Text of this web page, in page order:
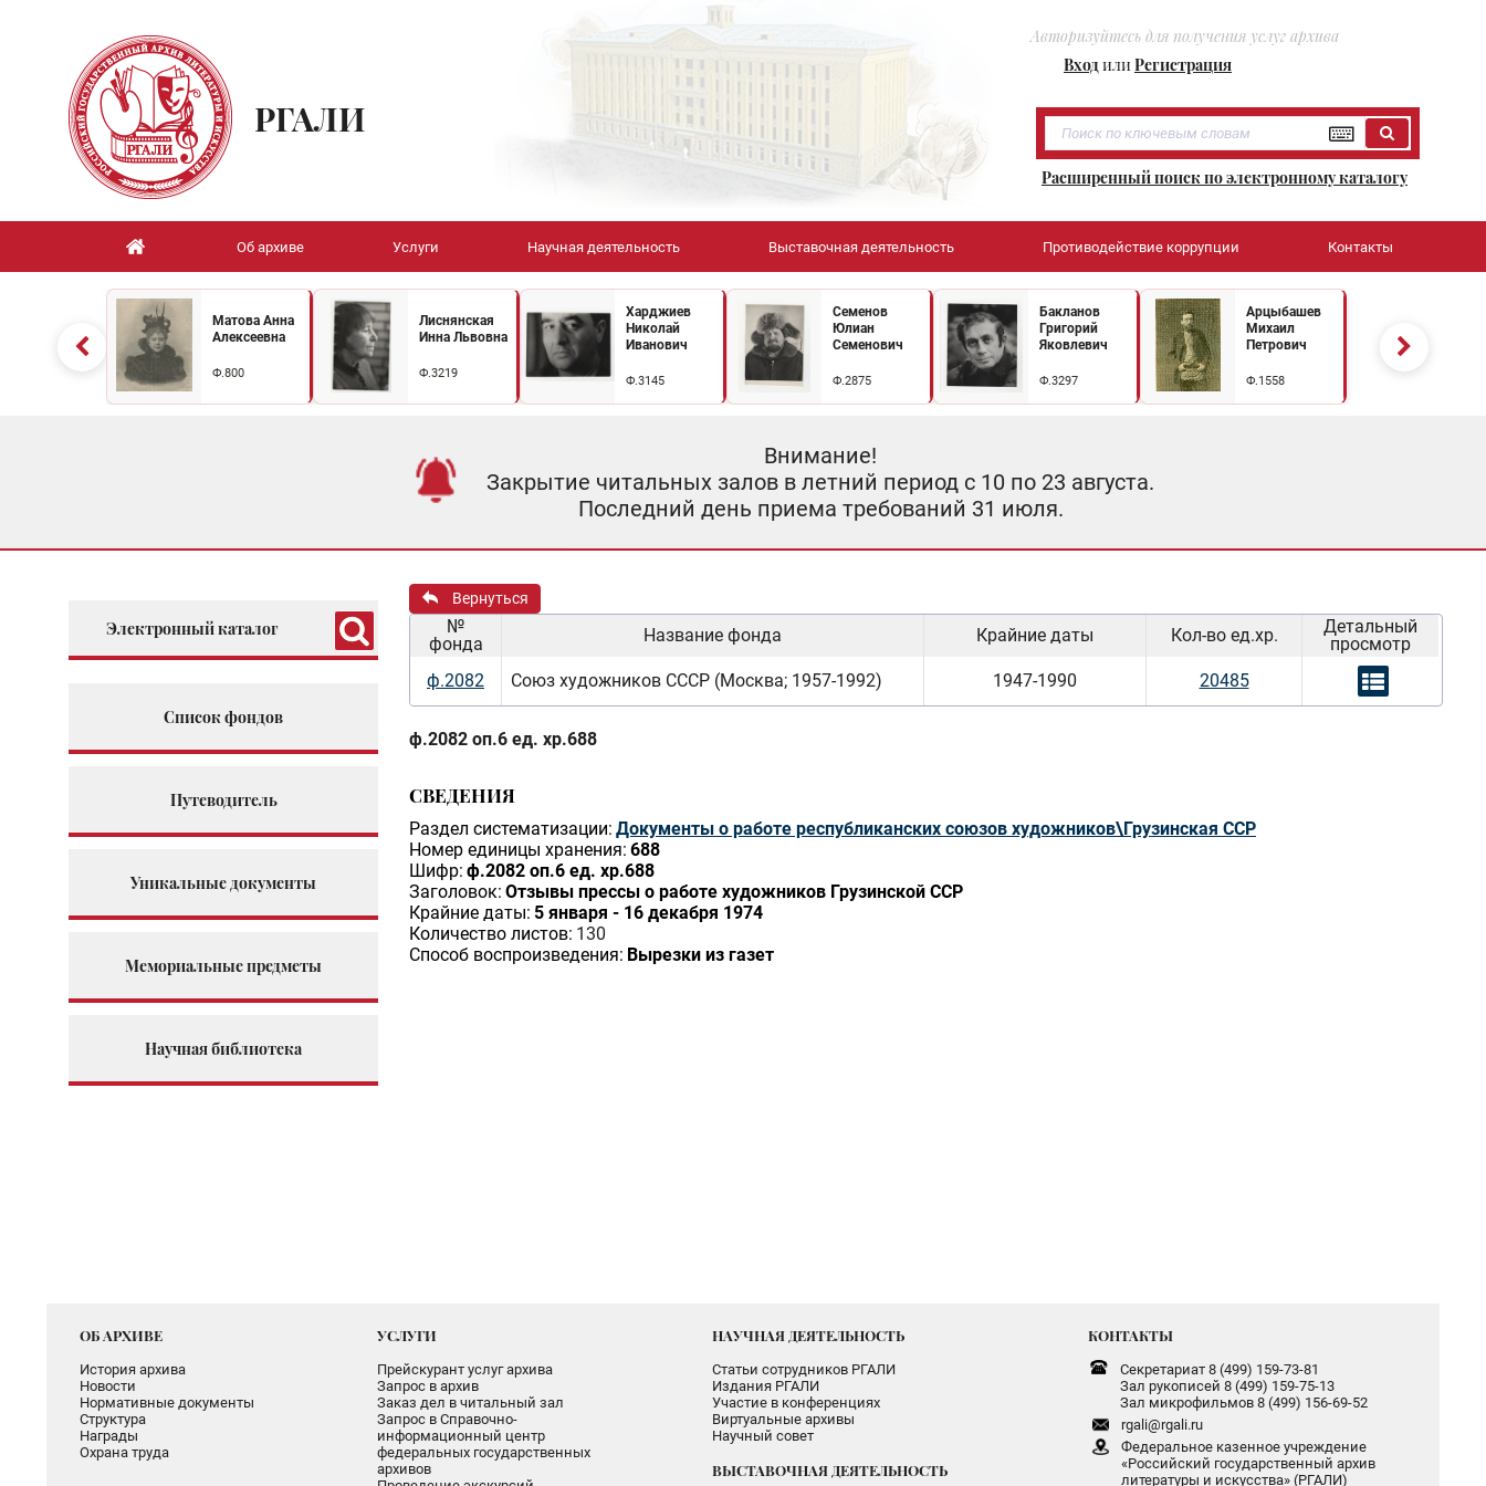
Авторизуйтесь для получения услуг архива
ВходилиРегистрация
РГАЛИ
Расширенный поиск по электронному каталогу
Об архиве Услуги Научная деятельность Выставочная деятельность Противодействие коррупции Контакты
Матова Анна
Алексеевна
Ф.800
Лиснянская
Инна Львовна
Ф.3219
Харджиев
Николай
Иванович
Ф.3145
Семенов
Юлиан
Семенович
Ф.2875
Бакланов
Григорий
Яковлевич
Ф.3297
Арцыбашев
Михаил
Петрович
Ф.1558
Внимание!
Закрытие читальных залов в летний период с 10 по 23 августа.
Последний день приема требований 31 июля.
Электронный каталог
Список фондов
Путеводитель
Уникальные документы
Мемориальные предметы
Научная библиотека
Вернуться
№
фонда
Название фонда Крайние даты Кол-во ед.хр.
Детальный
просмотр
ф.2082
Союз художников СССР (Москва; 1957-1992) 1947-1990 20485
ф.2082 оп.6 ед. хр.688
СВЕДЕНИЯ
Раздел систематизации: Документы о работе республиканских союзов художников\Грузинская ССР
Номер единицы хранения: 688
Шифр: ф.2082 оп.6 ед. хр.688
Заголовок: Отзывы прессы о работе художников Грузинской ССР
Крайние даты: 5 января - 16 декабря 1974
Количество листов: 130
Способ воспроизведения: Вырезки из газет
ОБ АРХИВЕ
История архива
Новости
Нормативные документы
Структура
Награды
Охрана труда
УСЛУГИ
Прейскурант услуг архива
Запрос в архив
Заказ дел в читальный зал
Запрос в Справочно-
информационный центр
федеральных государственных
архивов
НАУЧНАЯ ДЕЯТЕЛЬНОСТЬ
Статьи сотрудников РГАЛИ
Издания РГАЛИ
Участие в конференциях
Виртуальные архивы
Научный совет
ВЫСТАВОЧНАЯ ДЕЯТЕЛЬНОСТЬ
КОНТАКТЫ
Секретариат 8 (499) 159-73-81
Зал рукописей 8 (499) 159-75-13
Зал микрофильмов 8 (499) 156-69-52
rgali@rgali.ru
Федеральное казенное учреждение
«Российский государственный архив
литературы и искусства» (РГАЛИ)